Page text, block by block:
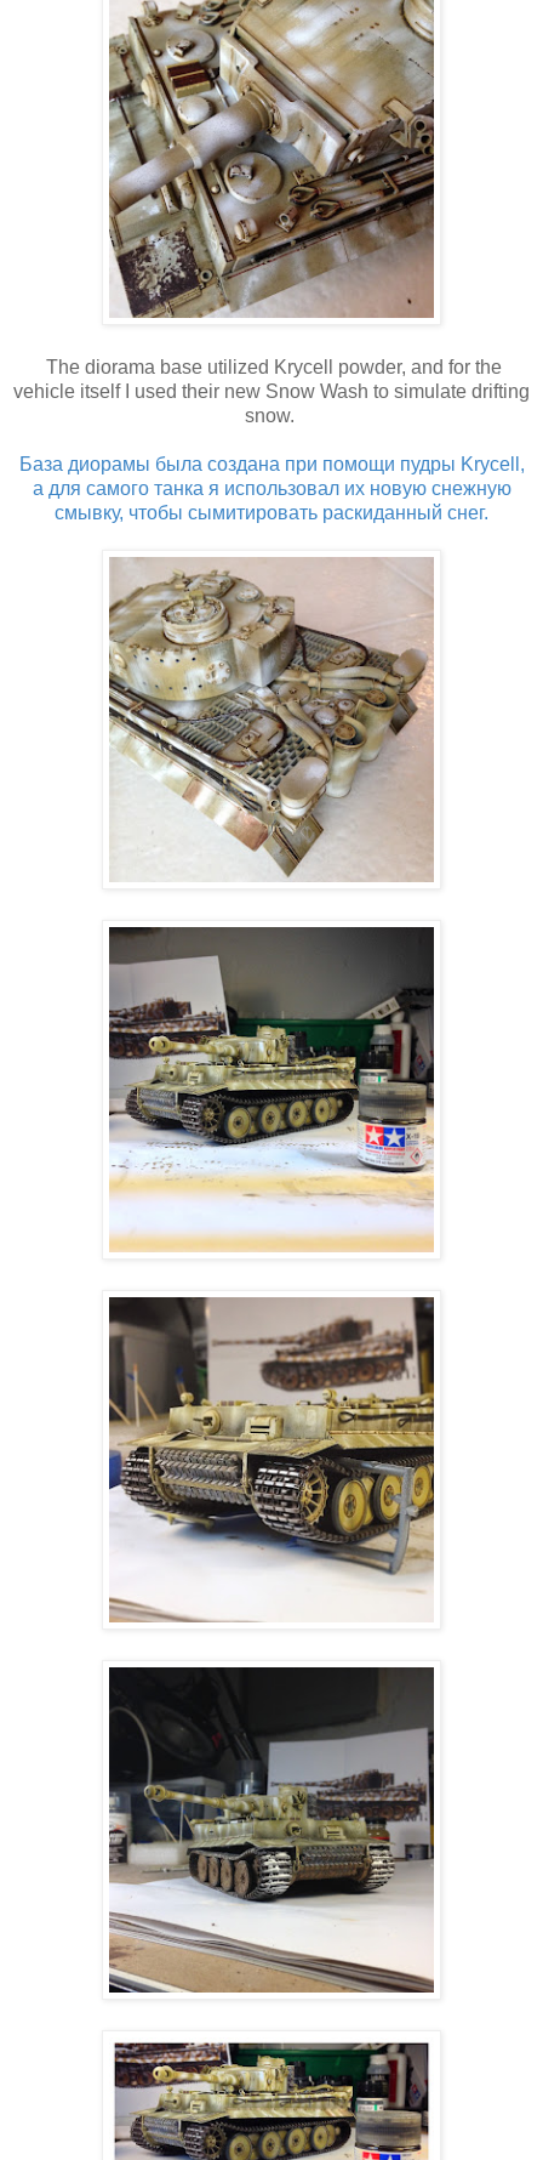
The diorama base utilized Krycell powder, and for the
vehicle itself I used their new Snow Wash to simulate drifting
snow.
База диорамы была создана при помощи пудры Krycell,
а для самого танка я использовал их новую снежную
смывку, чтобы сымитировать раскиданный снег.